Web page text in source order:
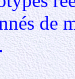
de